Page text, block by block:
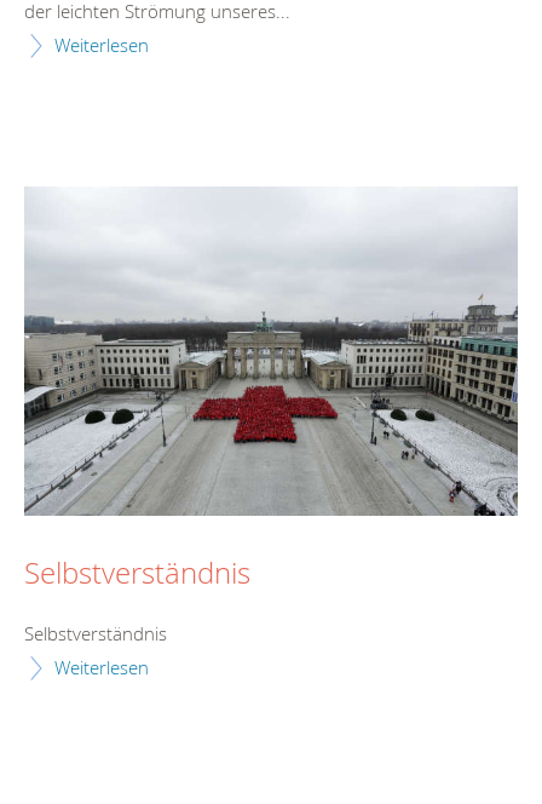
der leichten Strömung unseres...
Weiterlesen
Selbstverständnis
Selbstverständnis
Weiterlesen